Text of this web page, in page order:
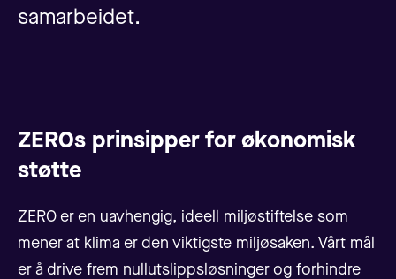
samarbeidet.
ZEROs prinsipper for økonomisk
støtte
ZERO er en uavhengig, ideell miljøstiftelse som
mener at klima er den viktigste miljøsaken. Vårt mål
er å drive frem nullutslippsløsninger og forhindre